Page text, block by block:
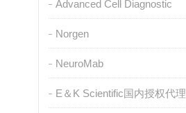
Advanced Cell Diagnostic
Norgen
NeuroMab
E＆K Scientific国内授权代理